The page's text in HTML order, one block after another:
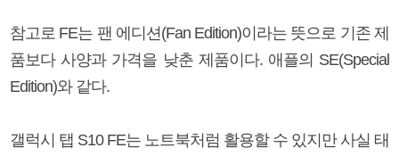
참고로 FE는 팬 에디션(Fan Edition)이라는 뜻으로 기존 제
품보다 사양과 가격을 낮춘 제품이다. 애플의 SE(Special
Edition)와 같다.
갤럭시 탭 S10 FE는 노트북처럼 활용할 수 있지만 사실 태